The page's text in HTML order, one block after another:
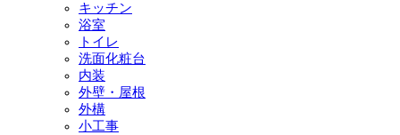
キッチン
浴室
トイレ
洗面化粧台
内装
外壁・屋根
外構
小工事